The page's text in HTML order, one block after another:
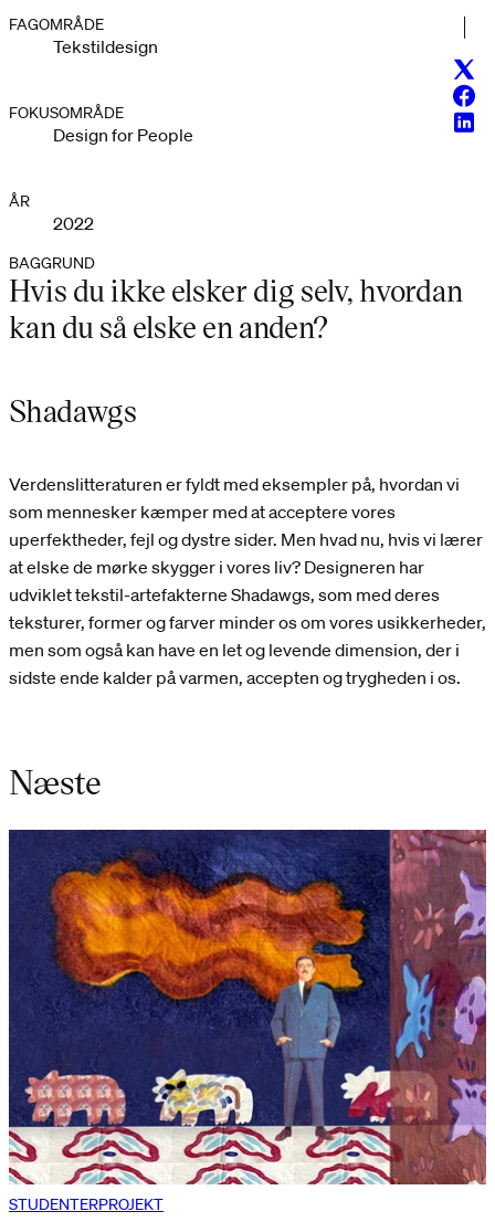
FAGOMRÅDE
Tekstildesign
FOKUSOMRÅDE
Design for People
ÅR
2022
BAGGRUND
Hvis du ikke elsker dig selv, hvordan
kan du så elske en anden?
Shadawgs
Verdenslitteraturen er fyldt med eksempler på, hvordan vi
som mennesker kæmper med at acceptere vores
uperfektheder, fejl og dystre sider. Men hvad nu, hvis vi lærer
at elske de mørke skygger i vores liv? Designeren har
udviklet tekstil-artefakterne Shadawgs, som med deres
teksturer, former og farver minder os om vores usikkerheder,
men som også kan have en let og levende dimension, der i
sidste ende kalder på varmen, accepten og trygheden i os.
Næste
STUDENTERPROJEKT